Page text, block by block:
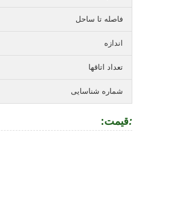
فاصله تا ساحل
اندازه
تعداد اتاقها
شماره شناسایی
:قیمت: